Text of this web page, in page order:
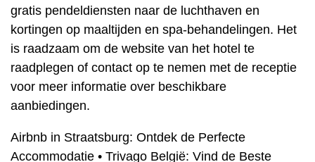
gratis pendeldiensten naar de luchthaven en
kortingen op maaltijden en spa-behandelingen. Het
is raadzaam om de website van het hotel te
raadplegen of contact op te nemen met de receptie
voor meer informatie over beschikbare
aanbiedingen.
Airbnb in Straatsburg: Ontdek de Perfecte
Accommodatie • Trivago België: Vind de Beste